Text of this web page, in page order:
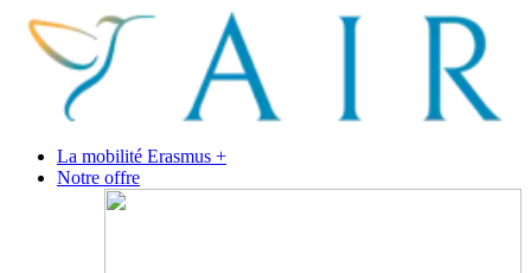
La mobilité Erasmus +
Notre offre